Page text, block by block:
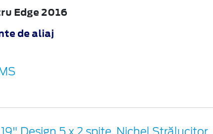
Edge 2016
de aliaj
Design 5 x 2 spițe, Nichel Strălucitor